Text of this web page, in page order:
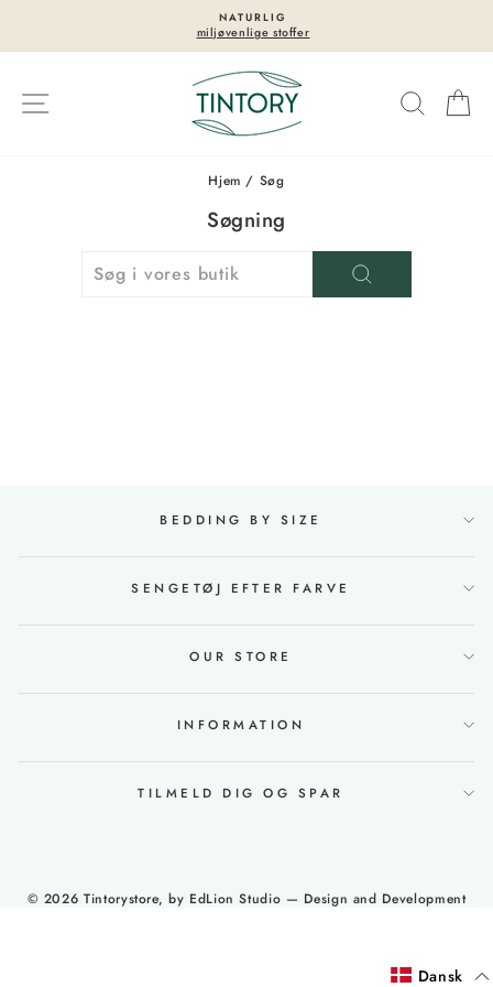
indhold
Sæt
på
pause
NATURLIG
miljøvenlige stoffer
Navigation på siden Søgning
Hjem / Søg
Søgning
BEDDING BY SIZE
SENGETØJ EFTER FARVE
OUR STORE
INFORMATION
TILMELD DIG OG SPAR
© 2026 Tintorystore, by EdLion Studio — Design and Development
Dansk